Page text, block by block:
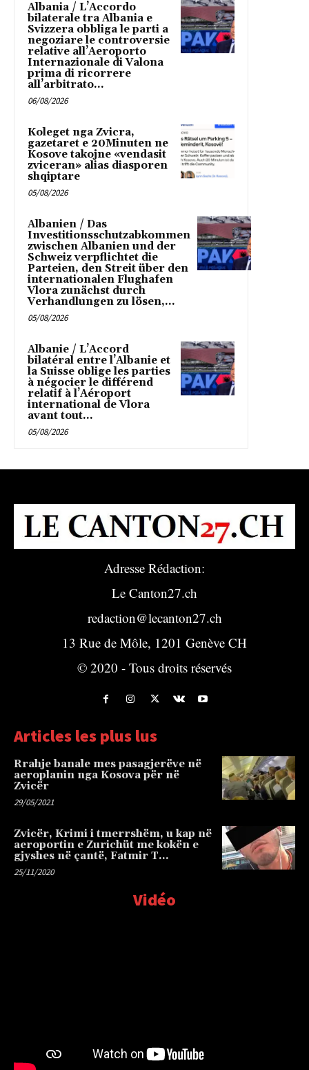
Albania / L’Accordo
bilaterale tra Albania e
Svizzera obbliga le parti a
negoziare le controversie
relative all’Aeroporto
Internazionale di Valona
prima di ricorrere
all’arbitrato...
06/08/2026
Koleget nga Zvicra,
gazetaret e 20Minuten ne
Kosove takojne «vendasit
zviceran» alias diasporen
shqiptare
05/08/2026
Albanien / Das
Investitionsschutzabkommen
zwischen Albanien und der
Schweiz verpflichtet die
Parteien, den Streit über den
internationalen Flughafen
Vlora zunächst durch
Verhandlungen zu lösen,...
05/08/2026
Albanie / L’Accord
bilatéral entre l’Albanie et
la Suisse oblige les parties
à négocier le différend
relatif à l’Aéroport
international de Vlora
avant tout...
05/08/2026
Adresse Rédaction:
Le Canton27.ch
redaction@lecanton27.ch
13 Rue de Môle, 1201 Genève CH
© 2020 - Tous droits réservés
Articles les plus lus
Rrahje banale mes pasagjerëve në
aeroplanin nga Kosova për në
Zvicër
29/05/2021
Zvicër, Krimi i tmerrshëm, u kap në
aeroportin e Zurichüt me kokën e
gjyshes në çantë, Fatmir T…
25/11/2020
Vidéo